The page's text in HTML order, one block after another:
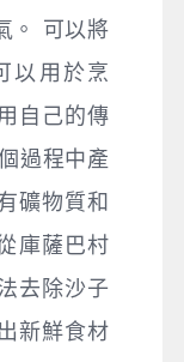
。 可以將
以用於烹
自己的傳
過程中產
礦物質和
庫薩巴村
去除沙子
新鮮食材